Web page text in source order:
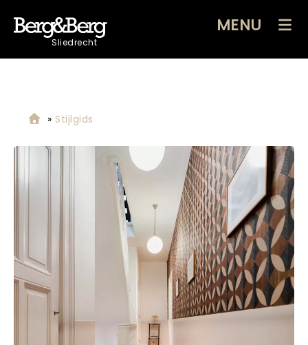
Sliedrecht
MENU
» Stijlgids